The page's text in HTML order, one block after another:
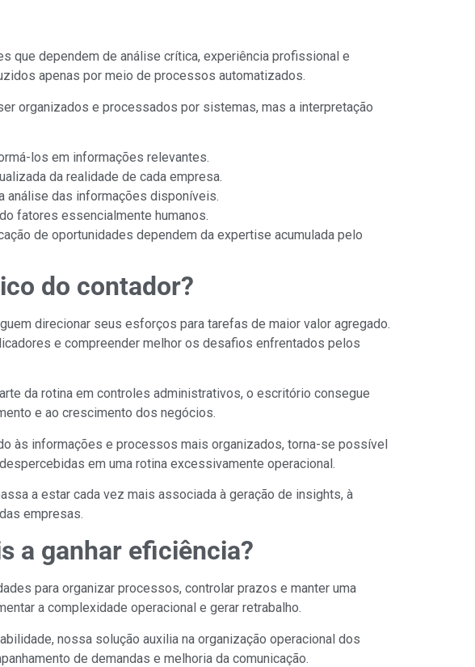
que dependem de análise crítica, experiência profissional e
apenas por meio de processos automatizados.
organizados e processados por sistemas, mas a interpretação
los em informações relevantes.
da realidade de cada empresa.
análise das informações disponíveis.
fatores essencialmente humanos.
de oportunidades dependem da expertise acumulada pelo
do contador?
direcionar seus esforços para tarefas de maior valor agregado.
e compreender melhor os desafios enfrentados pelos
da rotina em controles administrativos, o escritório consegue
e ao crescimento dos negócios.
às informações e processos mais organizados, torna-se possível
em uma rotina excessivamente operacional.
a estar cada vez mais associada à geração de insights, à
empresas.
a ganhar eficiência?
para organizar processos, controlar prazos e manter uma
a complexidade operacional e gerar retrabalho.
nossa solução auxilia na organização operacional dos
de demandas e melhoria da comunicação.